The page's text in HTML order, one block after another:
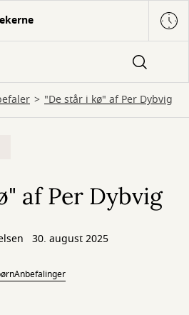
"De står i kø" af Per Dybvig
af Per Dybvig
30. august 2025
Anbefalinger